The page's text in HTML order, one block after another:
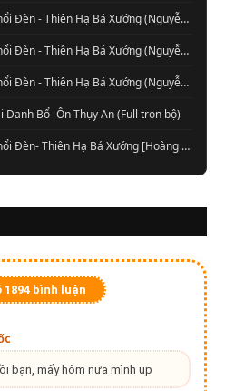
[Free] Truyện audio: Ma Thổi Đèn - Thiên Hạ Bá Xướng (Nguyễn Thành đọc-Quyển 03)
[Free] Truyện audio: Ma Thổi Đèn - Thiên Hạ Bá Xướng (Nguyễn Thành đọc-Quyển 02)
[Free] Truyện audio: Ma Thổi Đèn - Thiên Hạ Bá Xướng (Nguyễn Thành đọc-Quyển 01)
Bổ- Ôn Thụy An (Full trọn bộ)
[Free] Truyện audio: Ma Thổi Đèn- Thiên Hạ Bá Xướng [Hoàng Vinh đọc] (Trọn bộ)
1894 bình luận
bạn, mấy hôm nữa mình up